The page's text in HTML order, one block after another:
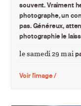
souvent. Vraiment
photographe, un
pas. Généreux,
photographie le
le samedi 29 mai
Voir l'image /